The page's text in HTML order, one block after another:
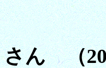
ん （